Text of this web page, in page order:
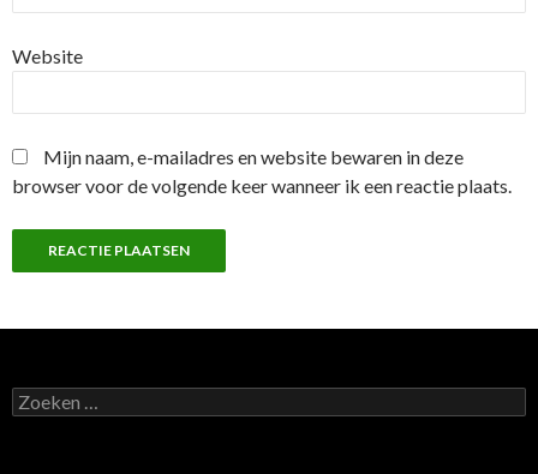
Website
Mijn naam, e-mailadres en website bewaren in deze
browser voor de volgende keer wanneer ik een reactie plaats.
Z
o